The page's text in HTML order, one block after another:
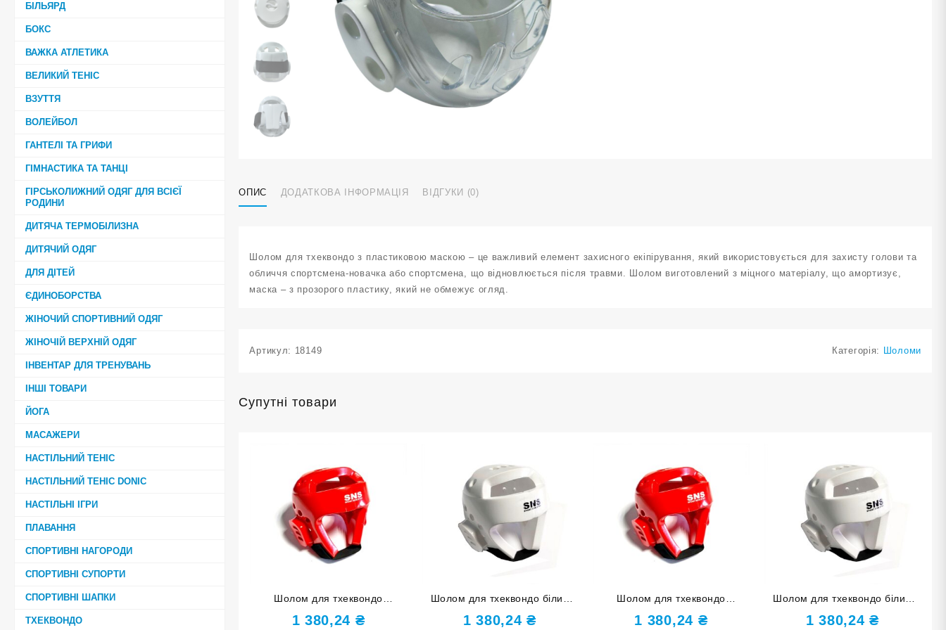
БІЛЬЯРД
БОКС
ВАЖКА АТЛЕТИКА
ВЕЛИКИЙ ТЕНІС
ВЗУТТЯ
ВОЛЕЙБОЛ
ГАНТЕЛІ ТА ГРИФИ
ГІМНАСТИКА ТА ТАНЦІ
ГІРСЬКОЛИЖНИЙ ОДЯГ ДЛЯ ВСІЄЇ
РОДИНИ
ДИТЯЧА ТЕРМОБІЛИЗНА
ДИТЯЧИЙ ОДЯГ
ДЛЯ ДІТЕЙ
ЄДИНОБОРСТВА
ЖІНОЧИЙ СПОРТИВНИЙ ОДЯГ
ЖІНОЧІЙ ВЕРХНІЙ ОДЯГ
ІНВЕНТАР ДЛЯ ТРЕНУВАНЬ
ІНШІ ТОВАРИ
ЙОГА
МАСАЖЕРИ
НАСТІЛЬНИЙ ТЕНІС
НАСТІЛЬНИЙ ТЕНІС DONIC
НАСТІЛЬНІ ІГРИ
ПЛАВАННЯ
СПОРТИВНІ НАГОРОДИ
СПОРТИВНІ СУПОРТИ
СПОРТИВНІ ШАПКИ
ТХЕКВОНДО
ОПИС ДОДАТКОВА ІНФОРМАЦІЯ ВІДГУКИ (0)
Шолом для тхеквондо з пластиковою маскою – це важливий елемент захисного екіпірування, який використовується для захисту голови та
обличчя спортсмена-новачка або спортсмена, що відновлюється після травми. Шолом виготовлений з міцного матеріалу, що амортизує,
маска – з прозорого пластику, який не обмежує огляд.
Артикул: 18149 Категорія: Шоломи
Супутні товари
Шолом для тхеквондо
червоний розмір L ZTT-002-К-L
1 380,24 ₴
Шолом для тхеквондо білий
розмір S ZTT-002-Б-S
1 380,24₴
Шолом для тхеквондо
червоний розмір М ZTT-002-К-
1 380,24 ₴
Шолом для тхеквондо білий
розмір XL ZTT-002-Б-XL
1 380,24₴